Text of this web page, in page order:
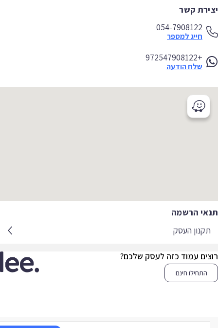
קשר
054-7908122
חייג למספר
+972547908122
שלח הודעה
הרשמה
תקנון העסק
עמוד כזה לעסק שלכם?
התחילו חינם